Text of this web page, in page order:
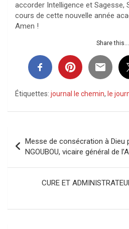
accorder Intelligence et Sagesse,
cours de cette nouvelle année
Amen !
Share this...
Étiquettes: journal le chemin, le
de
l’article
Messe de consécration à Dieu
NGOUBOU, vicaire général de
CURE ET